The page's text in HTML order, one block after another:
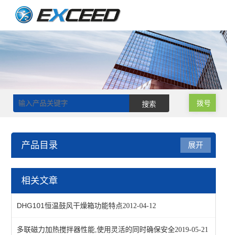
拨号
产品目录
恒温干燥箱
展开
相关文章
DHG101恒温鼓风干燥箱功能特点2012-04-12
多联磁力加热搅拌器性能,使用灵活的同时确保安全2019-05-21